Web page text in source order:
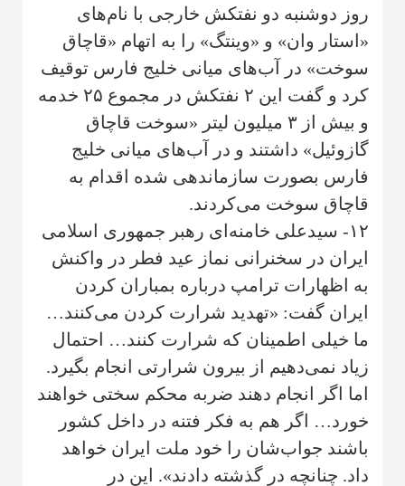
روز دوشنبه دو نفتکش خارجی با نام‌های
«استار وان» و «وینتگ» را به اتهام «قاچاق
سوخت» در آب‌های میانی خلیج فارس توقیف
کرد و گفت این ۲ نفتکش در مجموع ۲۵ خدمه
و بیش از ۳ میلیون لیتر «سوخت قاچاق
گازوئیل» داشتند و در آب‌های میانی خلیج
فارس بصورت سازماندهی شده اقدام به
قاچاق سوخت می‌کردند.
۱۲- سیدعلی خامنه‌ای رهبر جمهوری اسلامی
ایران در سخنرانی نماز عید فطر در واکنش
به اظهارات ترامپ درباره بمباران کردن
ایران گفت: «تهدید شرارت کردن می‌کنند…
ما خیلی اطمینان که شرارت کنند… احتمال
زیاد نمی‌دهیم از بیرون شرارتی انجام بگیرد.
اما اگر انجام دهند ضربه محکم سختی خواهند
خورد… اگر هم به فکر فتنه در داخل کشور
باشند جواب‌شان را خود ملت ایران خواهد
داد. چنانچه در گذشته دادند». این در